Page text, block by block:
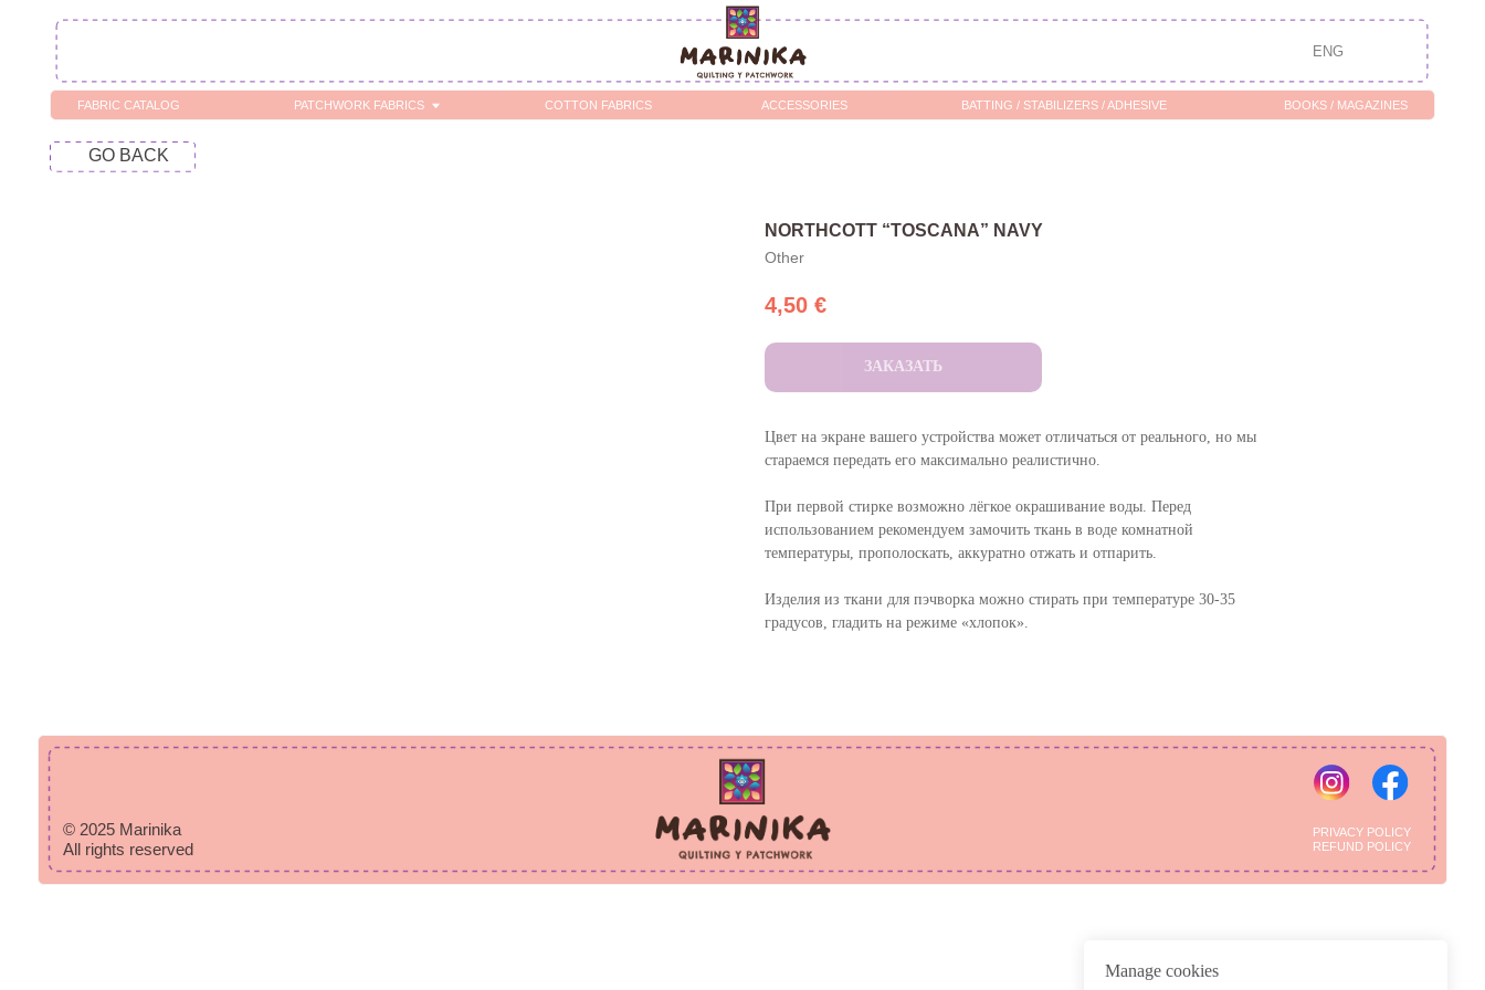
ACCESSORIES
PATCHWORK FABRICS
FABRIC CATALOG COTTON FABRICS BATTING / STABILIZERS / ADHESIVE BOOKS / MAGAZINES
GO BACK
NORTHCOTT “TOSCANA” NAVY
Other
4,50 €
ЗАКАЗАТЬ
Цвет на экране вашего устройства может отличаться от реального, но мы
стараемся передать его максимально реалистично.
При первой стирке возможно лёгкое окрашивание воды. Перед
использованием рекомендуем замочить ткань в воде комнатной
температуры, прополоскать, аккуратно отжать и отпарить.
Изделия из ткани для пэчворка можно стирать при температуре 30-35
градусов, гладить на режиме «хлопок».
Manage cookies
© 2025 Marinika